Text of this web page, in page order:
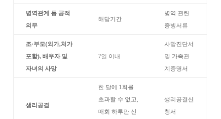
병역관계 등 공적
의무
해당기간
병역 관련
증빙서류
조·부모(외가,처가
포함),배우자 및
자녀의 사망
7일 이내
사망진단서
및 가족관
계증명서
생리공결
한 달에 1회를
초과할 수 없고,
매회 하루만 신
생리공결신
청서